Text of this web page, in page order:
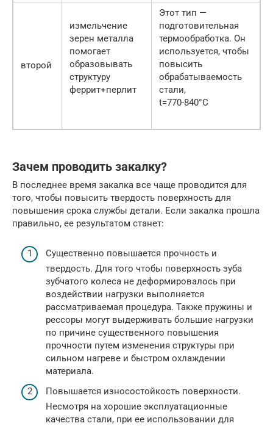
второй
измельчение
зерен металла
помогает
образовывать
структуру
феррит+перлит
Этот тип —
подготовительная
термообработка. Он
используется, чтобы
повысить
обрабатываемость
стали,
t=770-840°C
Зачем проводить закалку?
В последнее время закалка все чаще проводится для
того, чтобы повысить твердость поверхность для
повышения срока службы детали. Если закалка прошла
правильно, ее результатом станет:
Существенно повышается прочность и
твердость. Для того чтобы поверхность зуба
зубчатого колеса не деформировалось при
воздействии нагрузки выполняется
рассматриваемая процедура. Также пружины и
рессоры могут выдерживать большие нагрузки
по причине существенного повышения
прочности путем изменения структуры при
сильном нагреве и быстром охлаждении
материала.
Повышается износостойкость поверхности.
Несмотря на хорошие эксплуатационные
качества стали, при ее использовании для